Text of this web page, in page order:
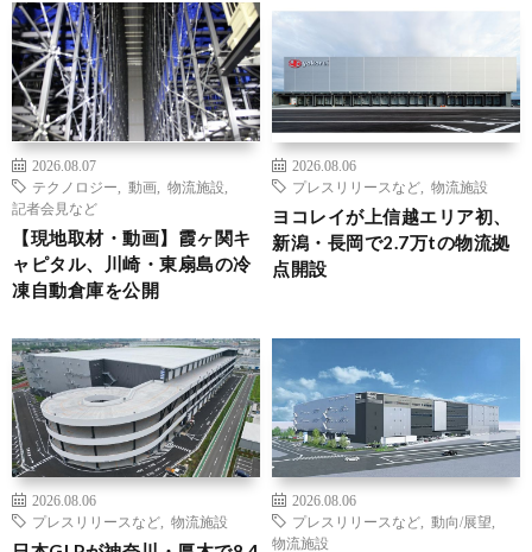
2026.08.07
テクノロジー
動画 物流施設
記者会見など
【現地取材・動画】霞ヶ関キ
ャピタル、川崎・東扇島の冷
凍自動倉庫を公開
2026.08.06
プレスリリースなど
物流施設
ヨコレイが上信越エリア初、
新潟・長岡で2.7万tの物流拠
点開設
2026.08.06
プレスリリースなど
物流施設
2026.08.06
プレスリリースなど
動向/展望
物流施設